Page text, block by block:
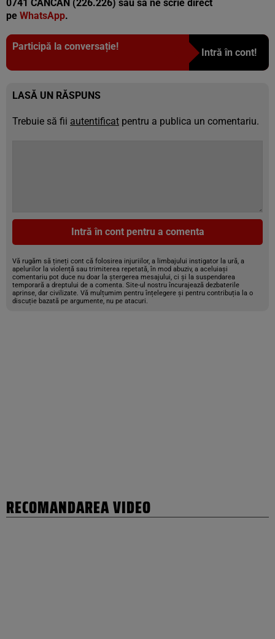
0741 CANCAN (226.226) sau să ne scrie direct
pe WhatsApp.
Participă la conversație!
Intră în cont!
LASĂ UN RĂSPUNS
Trebuie să fii autentificat pentru a publica un comentariu.
Intră în cont pentru a comenta
Vă rugăm să țineți cont că folosirea injuriilor, a limbajului instigator la ură, a
apelurilor la violență sau trimiterea repetată, în mod abuziv, a aceluiași
comentariu pot duce nu doar la ștergerea mesajului, ci și la suspendarea
temporară a dreptului de a comenta. Site-ul nostru încurajează dezbaterile
aprinse, dar civilizate. Vă mulțumim pentru înțelegere și pentru contribuția la o
discuție bazată pe argumente, nu pe atacuri.
RECOMANDAREA VIDEO